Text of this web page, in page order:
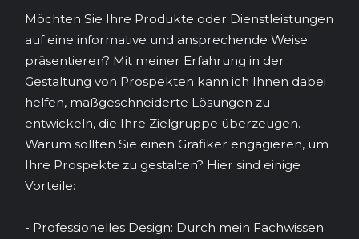
Möchten Sie Ihre Produkte oder Dienstleistungen
auf eine informative und ansprechende Weise
präsentieren? Mit meiner Erfahrung in der
Gestaltung von Prospekten kann ich Ihnen dabei
helfen, maßgeschneiderte Lösungen zu
entwickeln, die Ihre Zielgruppe überzeugen.
Warum sollten Sie einen Grafiker engagieren, um
Ihre Prospekte zu gestalten? Hier sind einige
Vorteile:
- Professionelles Design: Durch mein Fachwissen